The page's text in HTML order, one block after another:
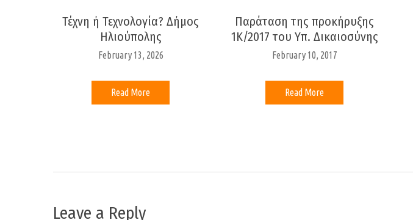
Τέχνη ή Τεχνολογία? Δήμος
Ηλιούπολης
February 13, 2026
Read More
Παράταση της προκήρυξης
1Κ/2017 του Υπ. Δικαιοσύνης
February 10, 2017
Read More
Leave a Reply